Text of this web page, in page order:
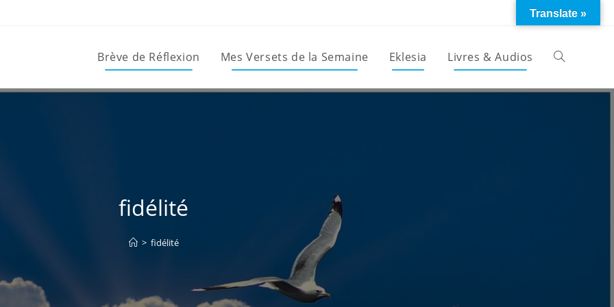
Brève de Réflexion Mes Versets de la Semaine Eklesia Livres & Audios Toggle
fidélité
> fidélité
Translate »